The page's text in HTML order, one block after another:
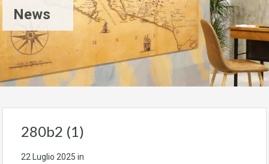
News
280b2 (1)
22 Luglio 2025 in